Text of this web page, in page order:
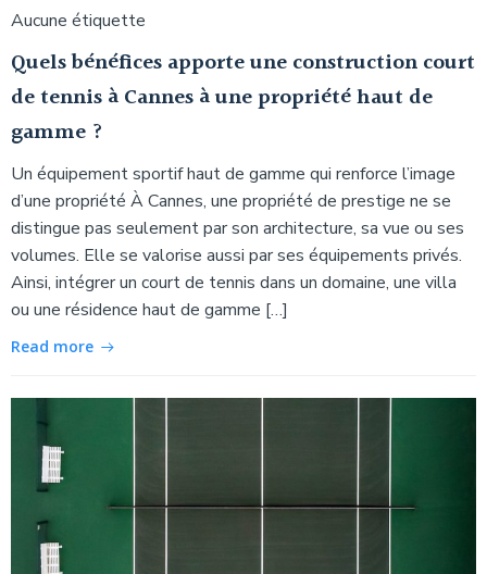
Aucune étiquette
Quels bénéfices apporte une construction court
de tennis à Cannes à une propriété haut de
gamme ?
Un équipement sportif haut de gamme qui renforce l’image
d’une propriété À Cannes, une propriété de prestige ne se
distingue pas seulement par son architecture, sa vue ou ses
volumes. Elle se valorise aussi par ses équipements privés.
Ainsi, intégrer un court de tennis dans un domaine, une villa
ou une résidence haut de gamme […]
Read more